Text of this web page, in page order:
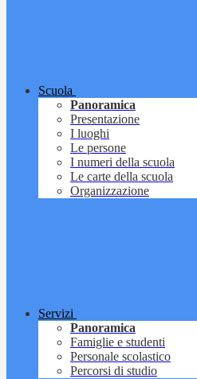
Scuola
Panoramica
Presentazione
I luoghi
Le persone
I numeri della scuola
Le carte della scuola
Organizzazione
Servizi
Panoramica
Famiglie e studenti
Personale scolastico
Percorsi di studio